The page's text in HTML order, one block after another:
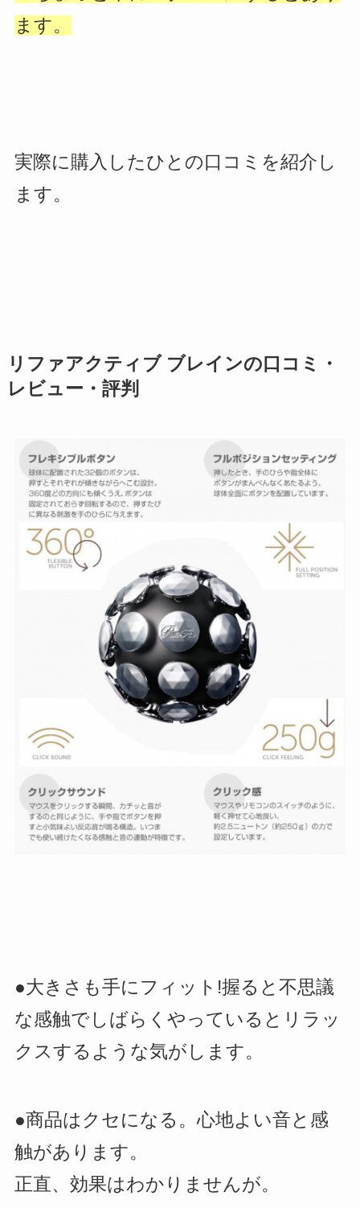
ます。
実際に購入したひとの口コミを紹介し
ます。
リファアクティブ ブレインの口コミ・
レビュー・評判
●大きさも手にフィット!握ると不思議
な感触でしばらくやっているとリラッ
クスするような気がします。
●商品はクセになる。心地よい音と感
触があります。
正直、効果はわかりませんが。